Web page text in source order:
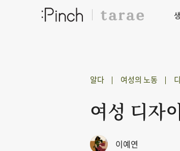
알다 여성의 노동
여성 디자
이예연